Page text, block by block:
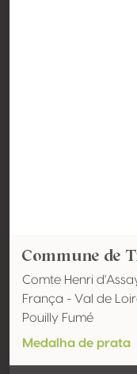
Commune de
Comte Henri
França - Val de
Pouilly Fumé
Medalha de prata